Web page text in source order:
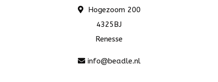
Hogezoom 200
4325BJ
Renesse
info@beadle.nl